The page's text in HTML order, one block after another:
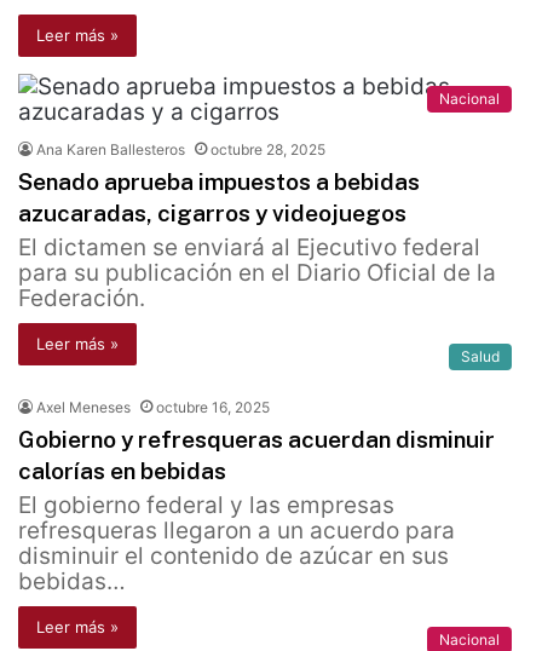
Leer más »
Nacional
Ana Karen Ballesteros octubre 28, 2025
Senado aprueba impuestos a bebidas
azucaradas, cigarros y videojuegos
El dictamen se enviará al Ejecutivo federal
para su publicación en el Diario Oficial de la
Federación.
Leer más »
Salud
Axel Meneses octubre 16, 2025
Gobierno y refresqueras acuerdan disminuir
calorías en bebidas
El gobierno federal y las empresas
refresqueras llegaron a un acuerdo para
disminuir el contenido de azúcar en sus
bebidas…
Leer más »
Nacional